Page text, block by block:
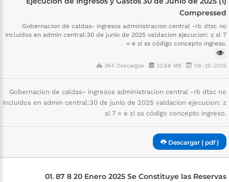
Compressed
Gobernacion de caldas- ingresos administracion central -rb dtsc no
incluidos en admin central:30 de junio de 2025 valdacion ejecucion: z sl 7
= e zi ss código concepto ingreso.
384 Descargas 22.68 MB 08-25-2025
Gobernacion de caldas- ingresos administracion central -rb dtsc no
incluidos en admin central:30 de junio de 2025 valdacion ejecucion: z
sl 7 = e zi ss código concepto ingreso.
Descargar ( pdf )
01. 87 8 20 Enero 2025 Se Constituye las Reservas